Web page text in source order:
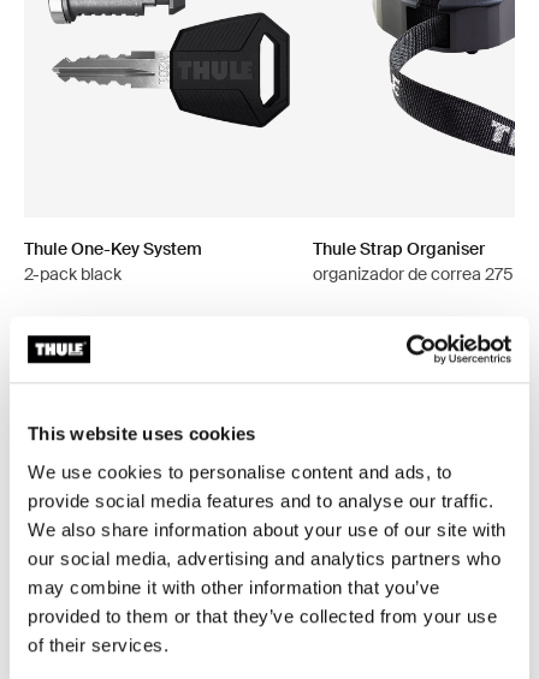
This website uses cookies
We use cookies to personalise content and ads, to
provide social media features and to analyse our traffic.
We also share information about your use of our site with
our social media, advertising and analytics partners who
may combine it with other information that you’ve
provided to them or that they’ve collected from your use
of their services.
Thule One-Key System
2-pack black
Thule Strap Organiser
organizador de correa 275
Todas las características
Toggle techspec
Especificaciones técnicas
Toggle guides and instructions
Instrucciones